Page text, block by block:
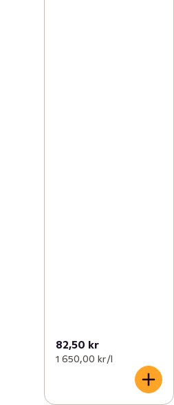
82,50 kr
1 650,00 kr /l